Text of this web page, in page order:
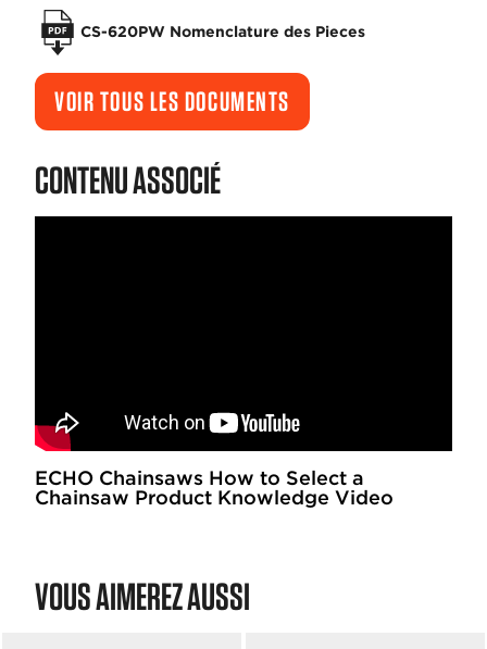
CS-620PW Nomenclature des Pieces
VOIR TOUS LES DOCUMENTS
CONTENU ASSOCIÉ
ECHO Chainsaws How to Select a
Chainsaw Product Knowledge Video
VOUS AIMEREZ AUSSI